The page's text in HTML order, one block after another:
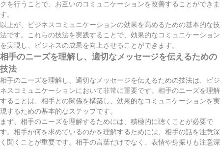
クを行うことで、お互いのコミュニケーションを改善することができま
す。
以上が、ビジネスコミュニケーションの効果を高めるための基本的な技
法です。これらの技法を実践することで、効果的なコミュニケーション
を実現し、ビジネスの成果を向上させることができます。
相手のニーズを理解し、適切なメッセージを伝えるための
技法
相手のニーズを理解し、適切なメッセージを伝えるための技法は、ビジ
ネスコミュニケーションにおいて非常に重要です。相手のニーズを理解
することは、相手との関係を構築し、効果的なコミュニケーションを実
現するための基本的なステップです。
まず、相手のニーズを理解するためには、積極的に聴くことが必要で
す。相手が何を求めているのかを理解するためには、相手の話を注意深
く聞くことが重要です。相手の言葉だけでなく、表情や身振りも注意深